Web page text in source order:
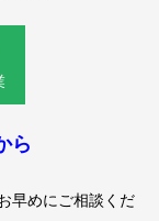
ら
早めにご相談くだ